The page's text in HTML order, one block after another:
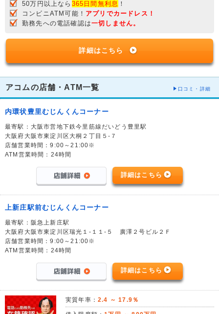
50万円以上なら 365日間無利息 ！
コンビニATM可能！ アプリでカードレス！
勤務先への電話確認は一切しません。
詳細はこちら
アコムの店舗・ATM一覧 口コミ・詳細
内環状豊里むじんくんコーナー
最寄駅：大阪市営地下鉄今里筋線だいどう豊里駅
大阪府大阪市東淀川区大桐２丁目５-７
店舗営業時間：9:00～21:00※
ATM営業時間：24時間
詳細はこちら
上新庄駅前むじんくんコーナー
最寄駅：阪急上新庄駅
大阪府大阪市東淀川区瑞光１-１１-５ 廣澤２号ビル２Ｆ
店舗営業時間：9:00～21:00※
ATM営業時間：24時間
詳細はこちら
実質年率： 2.4 ～ 17.9％